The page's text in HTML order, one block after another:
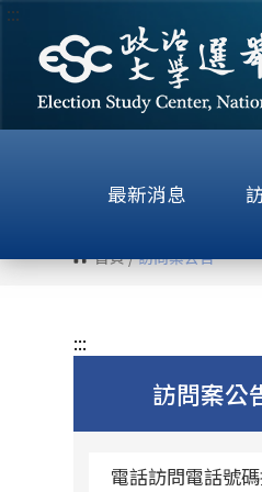
跳
內
:::
最新消息
首頁/訪問案公告
:::
訪問案公
電話訪問電話號